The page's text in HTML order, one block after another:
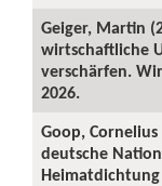
Geiger, Martin
wirtschaftliche
verschärfen.
2026.
Goop,
deutsche